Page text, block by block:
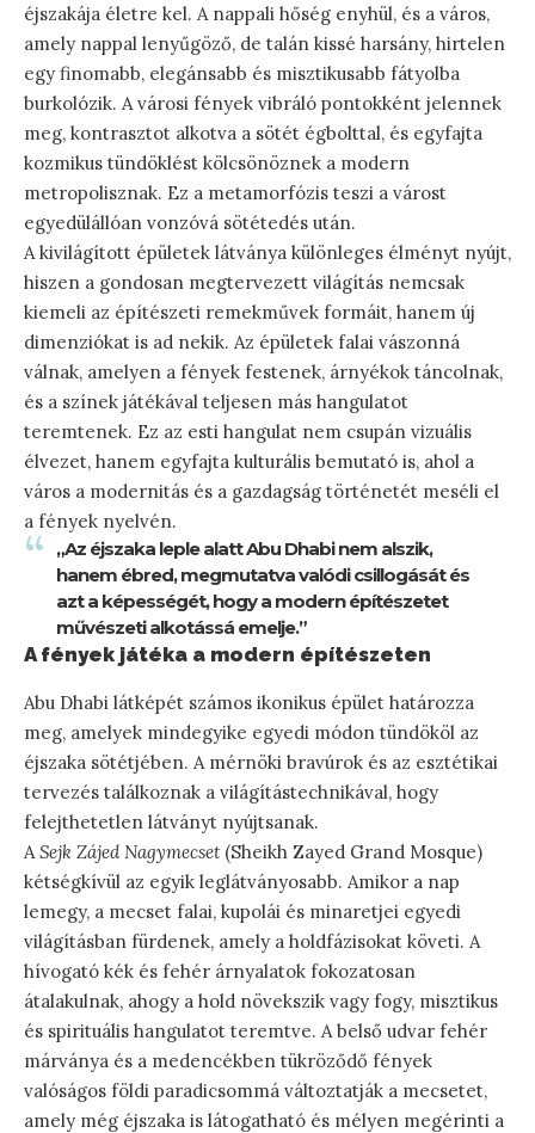
éjszakája életre kel. A nappali hőség enyhül, és a város,
amely nappal lenyűgöző, de talán kissé harsány, hirtelen
egy finomabb, elegánsabb és misztikusabb fátyolba
burkolózik. A városi fények vibráló pontokként jelennek
meg, kontrasztot alkotva a sötét égbolttal, és egyfajta
kozmikus tündöklést kölcsönöznek a modern
metropolisznak. Ez a metamorfózis teszi a várost
egyedülállóan vonzóvá sötétedés után.
A kivilágított épületek látványa különleges élményt nyújt,
hiszen a gondosan megtervezett világítás nemcsak
kiemeli az építészeti remekművek formáit, hanem új
dimenziókat is ad nekik. Az épületek falai vászonná
válnak, amelyen a fények festenek, árnyékok táncolnak,
és a színek játékával teljesen más hangulatot
teremtenek. Ez az esti hangulat nem csupán vizuális
élvezet, hanem egyfajta kulturális bemutató is, ahol a
város a modernitás és a gazdagság történetét meséli el
a fények nyelvén.
„Az éjszaka leple alatt Abu Dhabi nem alszik,
hanem ébred, megmutatva valódi csillogását és
azt a képességét, hogy a modern építészetet
művészeti alkotássá emelje.”
A fények játéka a modern építészeten
Abu Dhabi látképét számos ikonikus épület határozza
meg, amelyek mindegyike egyedi módon tündököl az
éjszaka sötétjében. A mérnöki bravúrok és az esztétikai
tervezés találkoznak a világítástechnikával, hogy
felejthetetlen látványt nyújtsanak.
ASejk Zájed Nagymecset(Sheikh Zayed Grand Mosque)
kétségkívül az egyik leglátványosabb. Amikor a nap
lemegy, a mecset falai, kupolái és minaretjei egyedi
világításban fürdenek, amely a holdfázisokat követi. A
hívogató kék és fehér árnyalatok fokozatosan
átalakulnak, ahogy a hold növekszik vagy fogy, misztikus
és spirituális hangulatot teremtve. A belső udvar fehér
márványa és a medencékben tükröződő fények
valóságos földi paradicsommá változtatják a mecsetet,
amely még éjszaka is látogatható és mélyen megérinti a